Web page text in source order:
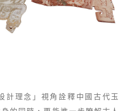
計理念」視角詮釋中國古代玉